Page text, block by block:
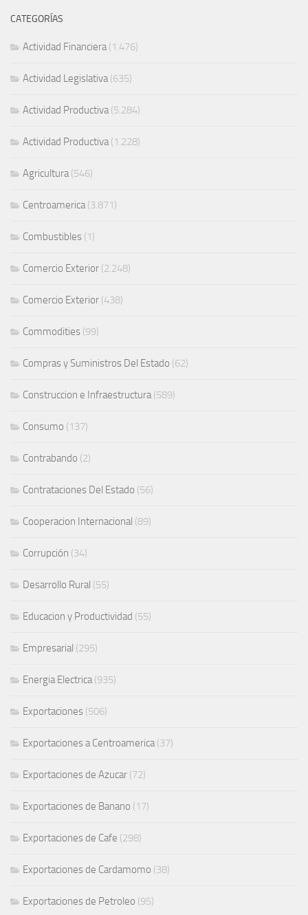
CATEGORÍAS
Actividad Financiera(1.476)
Actividad Legislativa(635)
Actividad Productiva(5.284)
Actividad Productiva(1.228)
Agricultura(546)
Centroamerica(3.871)
Combustibles (1)
Comercio Exterior (2.248)
Comercio Exterior (438)
Commodities (99)
Compras y Suministros Del Estado (62)
Construccion e Infraestructura(589)
Consumo (137)
Contrabando (2)
Contrataciones Del Estado (56)
Cooperacion Internacional (89)
Corrupción (34)
Desarrollo Rural (55)
Educacion y Productividad (55)
Empresarial (295)
Energia Electrica(935)
Exportaciones (506)
Exportaciones a Centroamerica(37)
Exportaciones de Azucar (72)
Exportaciones de Banano (17)
Exportaciones de Cafe (298)
Exportaciones de Cardamomo (38)
Exportaciones de Petroleo (95)